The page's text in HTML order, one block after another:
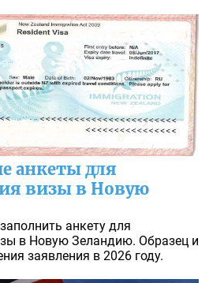
анкеты для
визы в Новую
анкету для
в Новую Зеландию. Образец и
заявления в 2026 году.